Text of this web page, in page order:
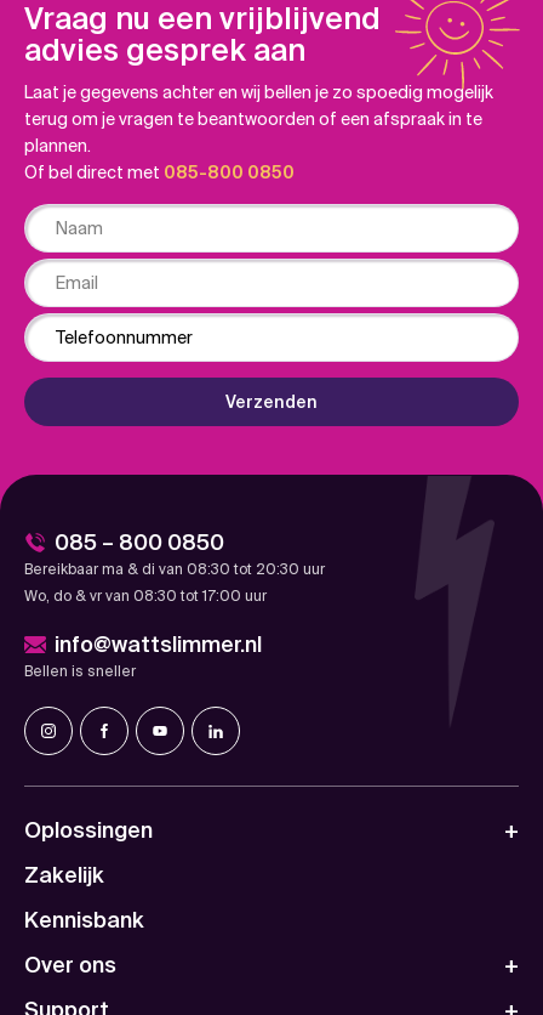
Vraag nu een vrijblijvend
advies gesprek aan
Laat je gegevens achter en wij bellen je zo spoedig mogelijk
terug om je vragen te beantwoorden of een afspraak in te
plannen.
Of bel direct met 085-800 0850
Naam
Email
Phone
Verzenden
085 – 800 0850
Bereikbaar ma & di van 08:30 tot 20:30 uur
Wo, do & vr van 08:30 tot 17:00 uur
info@wattslimmer.nl
Bellen is sneller
Oplossingen
Zakelijk
Kennisbank
Over ons
Support